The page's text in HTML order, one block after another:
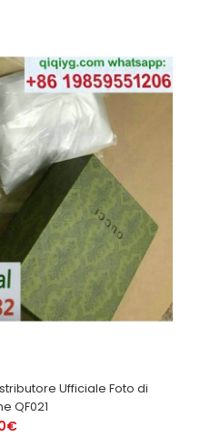
Ufficiale Foto di
QF021